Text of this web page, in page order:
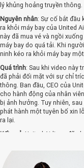
lý khủng hoảng truyền thông.
Nguyên nhân: Sự cố bắt đầu
ra khỏi máy bay của United
này đã mua vé và ngồi
máy bay do quá tải. Khi
ninh kéo ra khỏi máy bay
Quá trình: Sau khi video này
đã phải đối mặt với sự chỉ
thông. Ban đầu, CEO của
cho hành động của nhân
bị ảnh hưởng. Tuy nhiên,
phát hành một tuyên bố xin
ra lại.
Kết quả : United Airlines đã
dần khôi phục lại uy tín của